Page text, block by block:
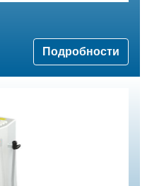
Подробности